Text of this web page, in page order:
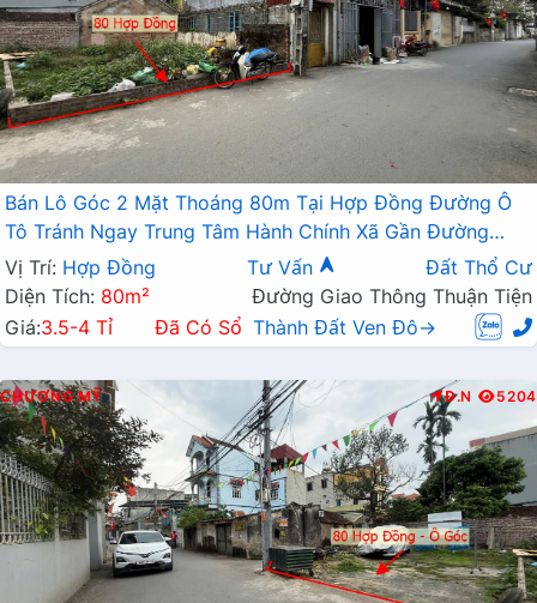
Bán Lô Góc 2 Mặt Thoáng 80m Tại Hợp Đồng Đường Ô
Tô Tránh Ngay Trung Tâm Hành Chính Xã Gần Đường
TL419
Vị Trí: Hợp Đồng Tư Vấn
Đất Thổ Cư
Diện Tích: 80m²
Đường Giao Thông Thuận Tiện
Giá:3.5-4 Tỉ Đã Có Sổ Thành Đất Ven Đô→
CHƯƠNG MỸ Đ.N 5204